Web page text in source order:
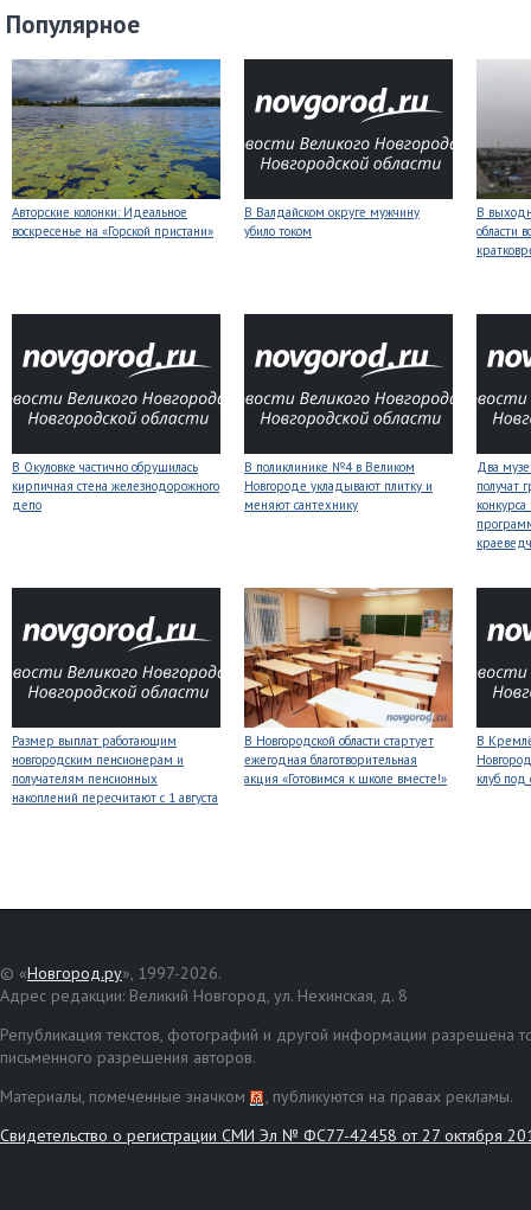
Популярное
Авторские колонки: Идеальное
воскресенье на «Горской пристани»
В Валдайском округе мужчину
убило током
В
области
В Окуловке частично обрушилась
кирпичная стена железнодорожного
депо
В поликлинике №4 в Великом
Новгороде укладывают плитку и
меняют сантехнику
Два
получат
Размер выплат работающим
новгородским пенсионерам и
получателям пенсионных
накоплений пересчитают с 1 августа
В Новгородской области стартует
ежегодная благотворительная
акция «Готовимся к школе вместе!»
В
клуб
© «Новгород.ру», 1997-2026.
Адрес редакции: Великий Новгород, ул. Нехинская, д. 8
Републикация текстов, фотографий и другой информации разрешена
письменного разрешения авторов.
Материалы, помеченные значком
, публикуются на правах рекламы.
Свидетельство о регистрации СМИ Эл № ФС77-42458 от 27 октября